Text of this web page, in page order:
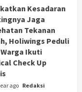
Kesadaran
Jaga
Tekanan
Holiwings Peduli
Ikuti
Check Up
ago Redaksi